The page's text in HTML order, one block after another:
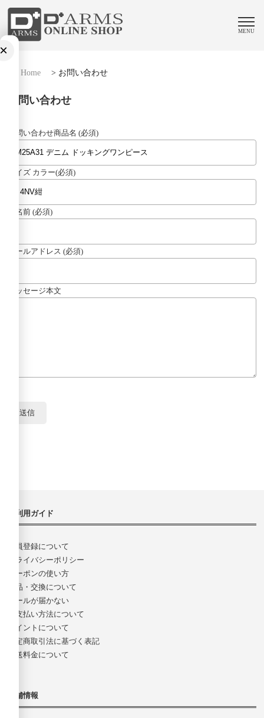
MENU
Home > お問い合わせ
お問い合わせ
お問い合わせ商品名 (必須)
サイズ カラー(必須)
お名前 (必須)
メールアドレス (必須)
メッセージ本文
ご利用ガイド
会員登録について
プライバシーポリシー
クーポンの使い方
返品・交換について
メールが届かない
お支払い方法について
ポイントについて
特定商取引法に基づく表記
配送料金について
店舗情報
×